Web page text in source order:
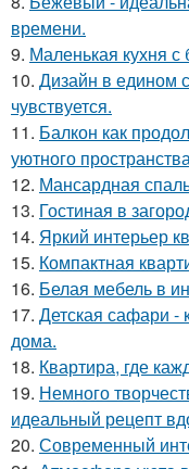
времени.
9. Маленькая кухня
10. Дизайн в едином
чувствуется.
11. Балкон как
уютного
12. Мансардная
13. Гостиная в
14. Яркий интерьер
15. Компактная
16. Белая мебель в
17. Детская сафари -
дома.
18. Квартира, где
19. Немного
идеальный рецепт
20. Современный